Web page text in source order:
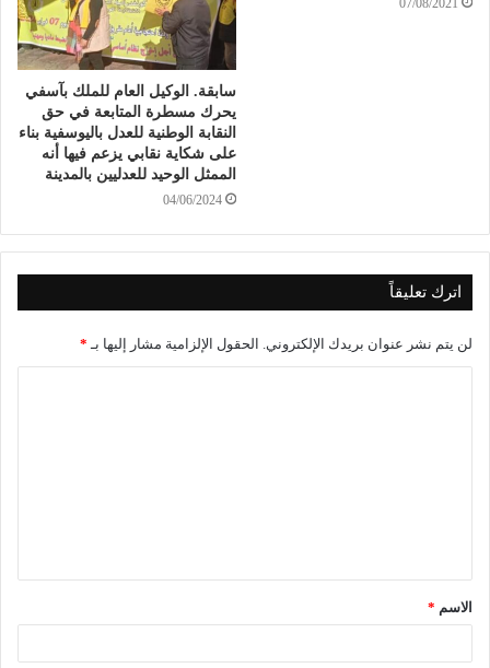
07/08/2021
سابقة. الوكيل العام للملك بآسفي
يحرك مسطرة المتابعة في حق
النقابة الوطنية للعدل باليوسفية بناء
على شكاية نقابي يزعم فيها أنه
الممثل الوحيد للعدليين بالمدينة
04/06/2024
اترك تعليقاً
لن يتم نشر عنوان بريدك الإلكتروني. الحقول الإلزامية مشار إليها بـ *
الاسم *